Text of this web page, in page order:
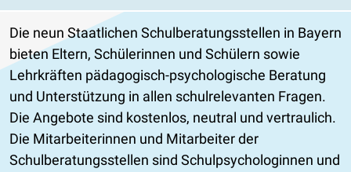
Die neun Staatlichen Schulberatungsstellen in Bayern
bieten Eltern, Schülerinnen und Schülern sowie
Lehrkräften pädagogisch-psychologische Beratung
und Unterstützung in allen schulrelevanten Fragen.
Die Angebote sind kostenlos, neutral und vertraulich.
Die Mitarbeiterinnen und Mitarbeiter der
Schulberatungsstellen sind Schulpsychologinnen und